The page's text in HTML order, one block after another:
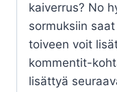
kaiverrus? No
sormuksiin saat
toiveen voit
kommentit-
lisättyä